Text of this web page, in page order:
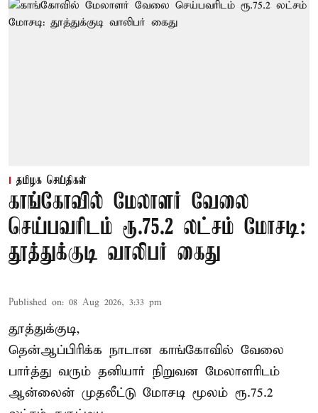
தமிழக செய்திகள்
காங்கோவில் மேலாளர் வேலை
செய்பவரிடம் ரூ.75.2 லட்சம் மோசடி:
தூத்துக்குடி வாலிபர் கைது
Published on: 08 Aug 2026, 3:33 pm
தூத்துக்குடி,
தென்ஆப்பிரிக்க நாடான காங்கோவில் வேலை
பார்த்து வரும் தனியார் நிறுவன மேலாளரிடம்
ஆன்லைன் முதலீட்டு மோசடி மூலம் ரூ.75.2